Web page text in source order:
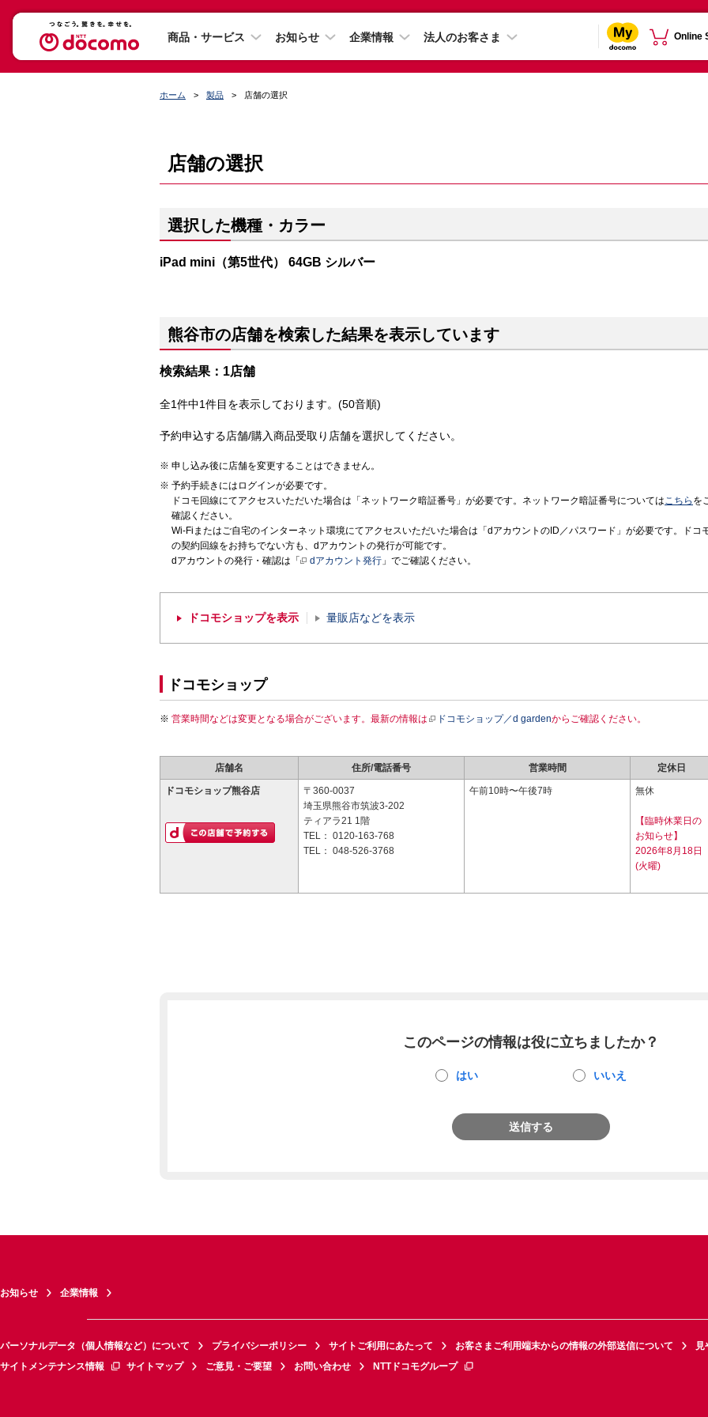
商品・サービス お知らせ 企業情報 法人のお客さま Online
ホーム 製品 店舗の選択
店舗の選択
選択した機種・カラー
iPad mini（第5世代） 64GB シルバー
熊谷市の店舗を検索した結果を表示しています
検索結果：1店舗
全1件中1件目を表示しております。(50音順)
予約申込する店舗/購入商品受取り店舗を選択してください。
申し込み後に店舗を変更することはできません。
予約手続きにはログインが必要です。
ドコモ回線にてアクセスいただいた場合は「ネットワーク暗証番号」が必要です。ネットワーク暗証番号についてはこちら を
確認ください。
Wi-Fiまたはご自宅のインターネット環境にてアクセスいただいた場合は「dアカウントのID／パスワード」が必要です。ドコ
の契約回線をお持ちでない方も、dアカウントの発行が可能です。
dアカウントの発行・確認は「
dアカウント発行 」でご確認ください。
ドコモショップを表示 量販店などを表示
ドコモショップ
営業時間などは変更となる場合がございます。最新の情報は ドコモショップ／d gardenからご確認ください。
店舗名 住所/電話番号 営業時間 定休日
ドコモショップ熊谷店
〒360-0037
埼玉県熊谷市筑波3-202
ティアラ21 1階
TEL： 0120-163-768
TEL： 048-526-3768
午前10時〜午後7時 無休
【臨時休業日の
お知らせ】
2026年8月18日
(火曜)
このページの情報は役に立ちましたか？
はい いいえ
送信する
お知らせ 企業情報
パーソナルデータ（個人情報など）について プライバシーポリシー サイトご利用にあたって お客さまご利用端末からの情報の外部送信について
見
サイトメンテナンス情報
サイトマップ ご意見・ご要望 お問い合わせ NTTドコモグループ